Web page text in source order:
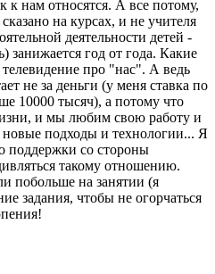
к нам относятся. А все потому,
на курсах, и не учителя
деятельности детей -
занижается год от года. Какие
про "нас". А ведь
не за деньги (у меня ставка по
10000 тысяч), а потому что
и мы любим свою работу и
новые подходы и технологии... Я
поддержки со стороны
такому отношению.
побольше на занятии (я
задания, чтобы не огорчаться